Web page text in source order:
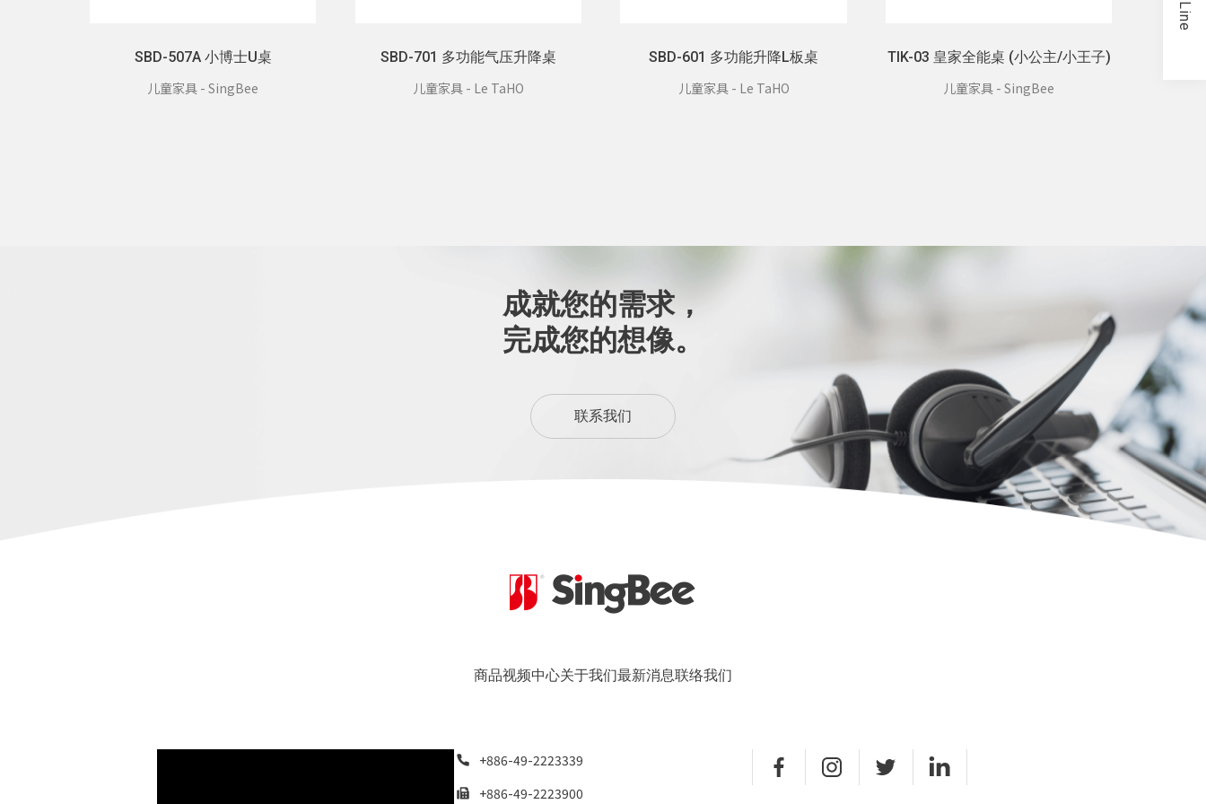
SBD-507A 小博士U桌
儿童家具 - SingBee
SBD-701 多功能气压升降桌
儿童家具 - Le TaHO
SBD-601 多功能升降L板桌
儿童家具 - Le TaHO
TIK-03 皇家全能桌 (小公主/小王子)
儿童家具 - SingBee
成就您的需求，
完成您的想像。
联系我们
商品视频中心关于我们最新消息联络我们
+886-49-2223339
+886-49-2223900
Line